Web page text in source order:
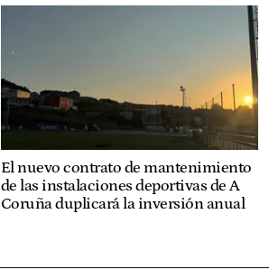
El nuevo contrato de mantenimiento
de las instalaciones deportivas de A
Coruña duplicará la inversión anual